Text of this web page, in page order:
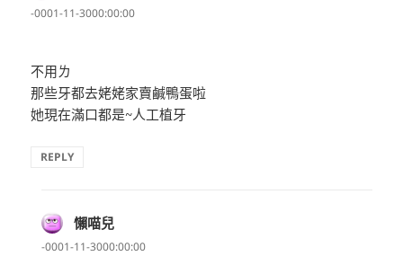
示:
-0001-11-3000:00:00
不用ㄌ
那些牙都去姥姥家賣鹹鴨蛋啦
她現在滿口都是~人工植牙
REPLY
懶喵兒
示:
-0001-11-3000:00:00